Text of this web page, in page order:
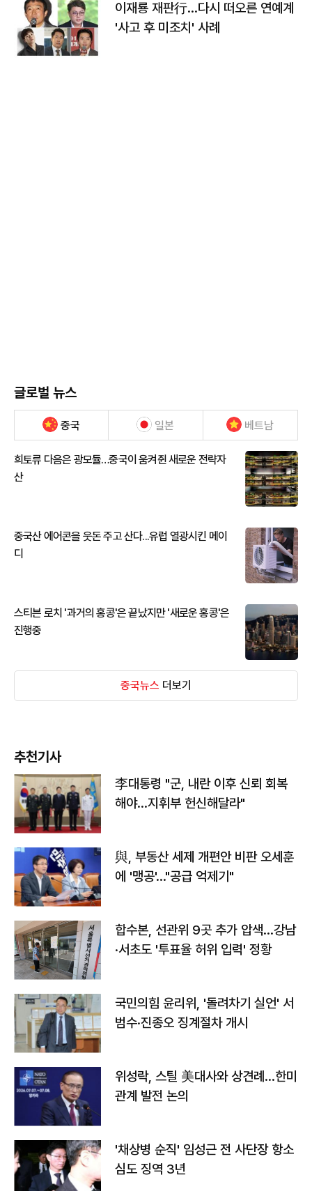
이재룡 재판行…다시 떠오른 연예계
'사고 후 미조치' 사례
글로벌 뉴스
중국 일본 베트남
희토류 다음은 광모듈…중국이 움켜쥔 새로운 전략자
산
중국산 에어콘을 웃돈 주고 산다...유럽 열광시킨 메이
디
스티븐 로치 '과거의 홍콩'은 끝났지만 '새로운 홍콩'은
진행중
중국뉴스 더보기
추천기사
李대통령 "군, 내란 이후 신뢰 회복
해야…지휘부 헌신해달라"
與, 부동산 세제 개편안 비판 오세훈
에 '맹공'…"공급 억제기"
합수본, 선관위 9곳 추가 압색…강남
·서초도 '투표율 허위 입력' 정황
국민의힘 윤리위, '돌려차기 실언' 서
범수·진종오 징계절차 개시
위성락, 스틸 美대사와 상견례…한미
관계 발전 논의
'채상병 순직' 임성근 전 사단장 항소
심도 징역 3년